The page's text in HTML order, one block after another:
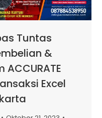
Tuntas
&
Excel